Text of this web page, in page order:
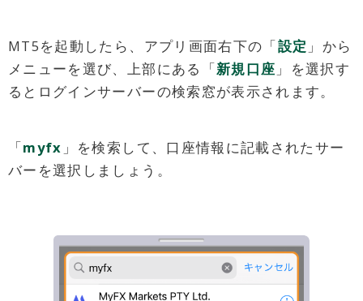
MT5を起動したら、アプリ画面右下の「設定 」から
メニューを選び、上部にある「新規口座 」を選択す
るとログインサーバーの検索窓が表示されます。
「myfx 」を検索して、口座情報に記載されたサー
バーを選択しましょう。